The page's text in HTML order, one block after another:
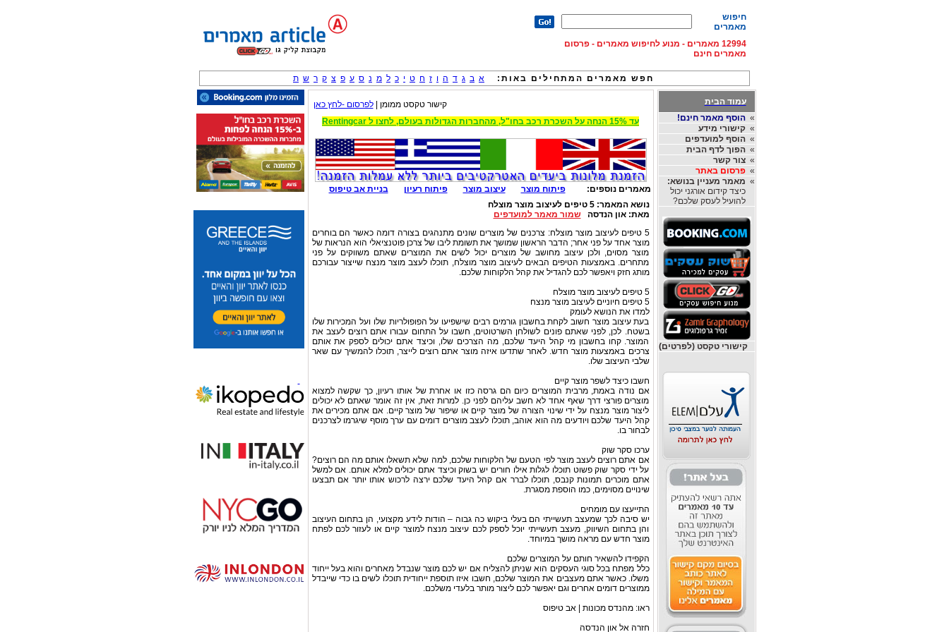
חיפוש
מאמרים
12994 מאמרים - מנוע לחיפוש מאמרים - פרסום
מאמרים חינם
חפש מאמרים המתחילים באות: א ב ג ד ה ו ז ח ט י כ ל מ נ ס ע פ צ ק ר ש ת
עמוד הבית
»הוסף מאמר חינם!
»קישורי מידע
»הוסף למועדפים
»הפוך לדף הבית
»צור קשר
»פרסום באתר
» מאמר מעניין בנושא:
כיצד קידום אורגני יכול
להועיל לעסק שלכם?
קישורי טקסט (לפרטים)
קישור טקסט ממומן |לפרסום -לחץ כאן
עד 15% הנחה על השכרת רכב בחו"ל, מהחברות הגדולות בעולם, לחצו ל Rentingcar
מאמרים נוספים: פיתוח מוצר עיצוב מוצר פיתוח רעיון
בניית אב טיפוס
נושא המאמר:5 טיפים לעיצוב מוצר מוצלח
מאת:און הנדסהשמור מאמר למועדפים
5 טיפים לעיצוב מוצר מוצלח: צרכנים של מוצרים שונים מתנהגים בצורה דומה כאשר הם בוחרים
מוצר אחד על פני אחר; הדבר הראשון שמושך את תשומת ליבו של צרכן פוטנציאלי הוא הנראות של
מוצר מסוים, ולכן עיצוב מחושב של מוצרים יכול לשים את המוצרים שאתם משווקים על פני
מתחרים. באמצעות הטיפים הבאים לעיצוב מוצר מוצלח, תוכלו לעצב מוצר מנצח שייצור עבורכם
מותג חזק ויאפשר לכם להגדיל את קהל הלקוחות שלכם.
5 טיפים לעיצוב מוצר מוצלח
5 טיפים חיוניים לעיצוב מוצר מנצח
למדו את הנושא לעומק
בעת עיצוב מוצר חשוב לקחת בחשבון גורמים רבים שישפיעו על הפופולריות שלו ועל המכירות שלו
בשטח. לכן, לפני שאתם פונים לשולחן השרטוטים, חשבו על התחום עבורו אתם רוצים לעצב את
המוצר. קחו בחשבון מי קהל היעד שלכם, מה הצרכים שלו, וכיצד אתם יכולים לספק את אותם
צרכים באמצעות מוצר חדש. לאחר שתדעו איזה מוצר אתם רוצים לייצר, תוכלו להמשיך עם שאר
שלבי העיצוב שלו.
חשבו כיצד לשפר מוצר קיים
אם נודה באמת, מרבית המוצרים כיום הם גרסה כזו או אחרת של אותו רעיון, כך שקשה למצוא
מוצרים פורצי דרך שאף אחד לא חשב עליהם לפני כן. למרות זאת, אין זה אומר שאתם לא יכולים
ליצור מוצר מנצח על ידי שינוי הצורה של מוצר קיים או שיפור של מוצר קיים. אם אתם מכירים את
קהל היעד שלכם ויודעים מה הוא אוהב, תוכלו לעצב מוצרים דומים עם ערך מוסף שיגרמו לצרכנים
לבחור בו.
ערכו סקר שוק
אם אתם רוצים לעצב מוצר לפי הטעם של הלקוחות שלכם, למה שלא תשאלו אותם מה הם רוצים?
על ידי סקר שוק פשוט תוכלו לגלות אילו חורים יש בשוק וכיצד אתם יכולים למלא אותם. אם למשל
אתם מוכרים תמונות קנבס, תוכלו לברר אם קהל היעד שלכם ירצה לרכוש אותו יותר אם תבצעו
שינויים מסוימים, כמו הוספת מסגרת.
התייעצו עם מומחים
יש סיבה לכך שמעצב תעשייתי הם בעלי ביקוש כה גבוה – הודות לידע מקצועי, הן בתחום העיצוב
והן בתחום השיווק, מעצב תעשייתי יוכל לספק לכם עיצוב מנצח למוצר קיים או לעזור לכם לפתח
מוצר חדש עם מראה מושך במיוחד.
הקפידו להשאיר חותם על המוצרים שלכם
כלל מפתח בכל סוגי העסקים הוא שניתן להצליח אם יש לכם מוצר שנבדל מאחרים והוא בעל ייחוד
משלו. כאשר אתם מעצבים את המוצר שלכם, חשבו איזו תוספת ייחודית תוכלו לשים בו כדי שייבדל
ממוצרים דומים אחרים וגם יאפשר לכם ליצור מותר בלעדי משלכם.
ראו: מהנדס מכונות | אב טיפוס
חזרה אל און הנדסה